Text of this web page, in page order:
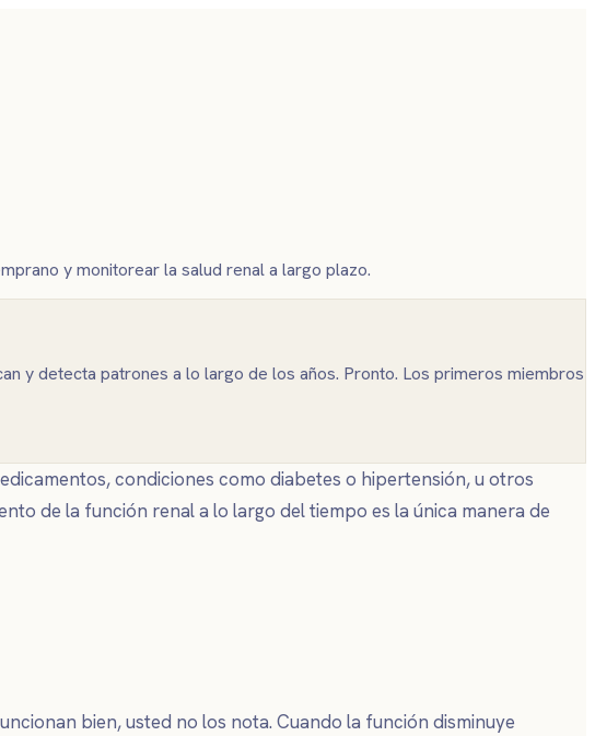
y monitorear la salud renal a largo plazo.
y detecta patrones a lo largo de los años. Pronto. Los primeros miembros
condiciones como diabetes o hipertensión, u otros
de la función renal a lo largo del tiempo es la única manera de
bien, usted no los nota. Cuando la función disminuye